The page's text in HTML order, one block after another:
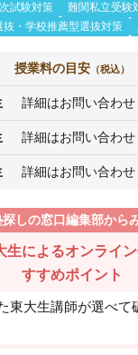
試験対策
難関私立受験
抜・学校推薦型選抜対策
授業料の目安 （税込）
詳細はお問い合わ
詳細はお問い合わ
詳細はお問い合わ
探しの窓口編集部から
生によるオンライ
すすめポイント
東大生講師が選べて